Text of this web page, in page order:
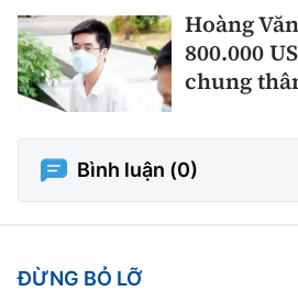
Hoàng
800.000
chung
Bình luận (0)
ĐỪNG BỎ LỠ